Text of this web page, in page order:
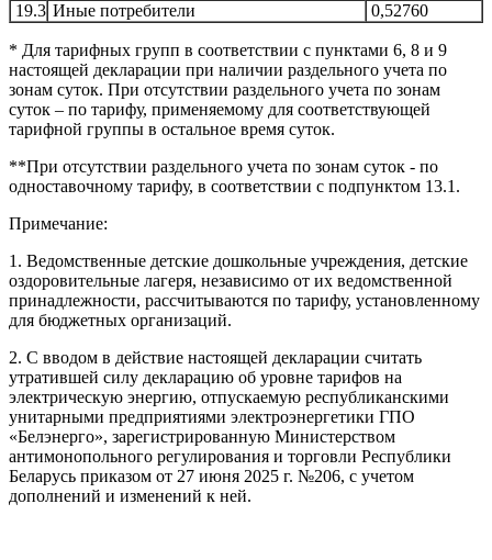
19.3 Иные потребители 0,52760
* Для тарифных групп в соответствии с пунктами 6, 8 и 9
настоящей декларации при наличии раздельного учета по
зонам суток. При отсутствии раздельного учета по зонам
суток – по тарифу, применяемому для соответствующей
тарифной группы в остальное время суток.
**При отсутствии раздельного учета по зонам суток - по
одноставочному тарифу, в соответствии с подпунктом 13.1.
Примечание:
1. Ведомственные детские дошкольные учреждения, детские
оздоровительные лагеря, независимо от их ведомственной
принадлежности, рассчитываются по тарифу, установленному
для бюджетных организаций.
2. С вводом в действие настоящей декларации считать
утратившей силу декларацию об уровне тарифов на
электрическую энергию, отпускаемую республиканскими
унитарными предприятиями электроэнергетики ГПО
«Белэнерго», зарегистрированную Министерством
антимонопольного регулирования и торговли Республики
Беларусь приказом от 27 июня 2025 г. №206, с учетом
дополнений и изменений к ней.